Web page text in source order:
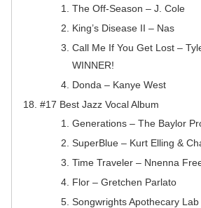
The Off-Season – J. Cole
King’s Disease II – Nas
Call Me If You Get Lost –
WINNER!
Donda – Kanye West
#17 Best Jazz Vocal Album
Generations – The Baylor
SuperBlue – Kurt Elling &
Time Traveler – Nnenna
Flor – Gretchen Parlato
Songwrights Apothecary